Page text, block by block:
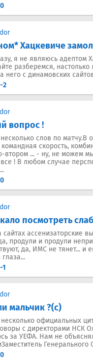
0
Хацкевиче
я не являюсь адептом
разберемся, настолько
него с динамовских
-2
вопрос !
слов по
скорость,
втором ... - ну, не можем
! В любом случае
0
посмотреть
ассенизаторские
продули и продули
да, ИМС не тянет...
-1
мальчик ?(с)
официальных
с директорами НСК
за УЕФА. Нам не
Генерального
0